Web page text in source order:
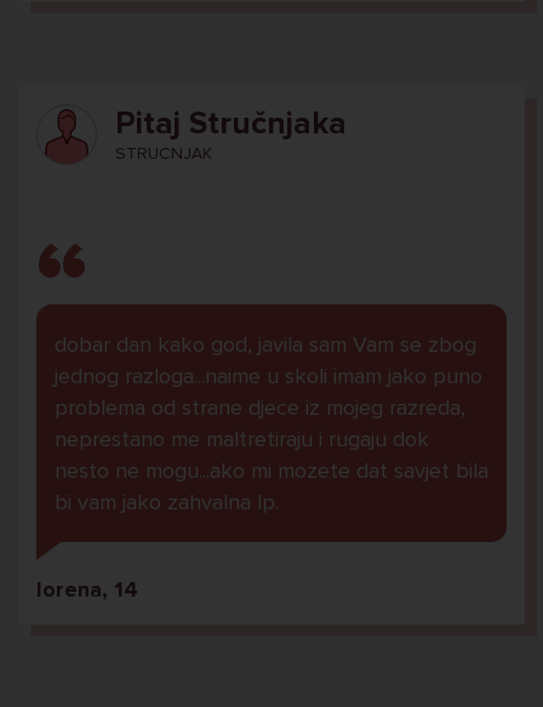
Pitaj Stručnjaka
STRUCNJAK
dobar dan kako god, javila sam Vam se zbog
jednog razloga...naime u skoli imam jako puno
problema od strane djece iz mojeg razreda,
neprestano me maltretiraju i rugaju dok
nesto ne mogu...ako mi mozete dat savjet bila
bi vam jako zahvalna lp.
lorena, 14